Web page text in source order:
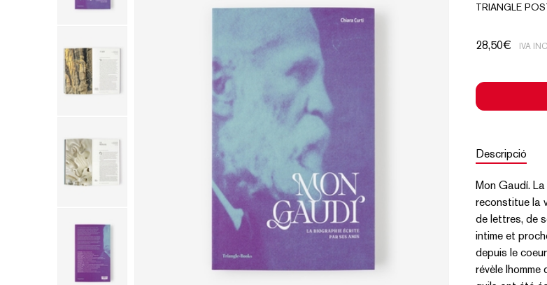
TRIANGLE
28,50€ IVA
Descripció
Mon Gaudí.
reconstitue la
de lettres, de
intime et
depuis le
révèle